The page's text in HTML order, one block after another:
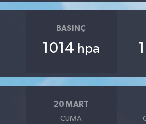
BASINÇ
1014 hpa
20 MART
CUMA